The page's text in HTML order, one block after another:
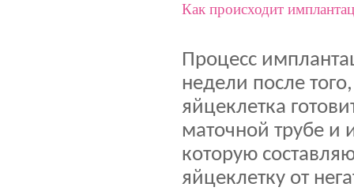
Как происходит
Процесс
недели после
яйцеклетка
маточной трубе и
которую
яйцеклетку от